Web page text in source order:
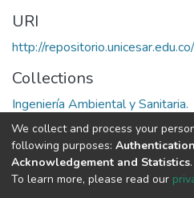
URI
http://
Collections
Ingeniería Ambiental y Sanitaria.
Full item page
DSpace software
We collect and process your
following purposes:
Acknowledgement and Statistics.
To learn more, please read our